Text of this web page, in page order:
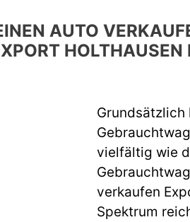
AUTO
HOLTHAUSEN
Grundsätzlich
vielfältig wie
verkaufen
Spektrum